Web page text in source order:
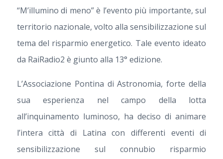
“M’illumino di meno” è l’evento più importante, sul
territorio nazionale, volto alla sensibilizzazione sul
tema del risparmio energetico. Tale evento ideato
da RaiRadio2 è giunto alla 13° edizione.
L’Associazione Pontina di Astronomia, forte della
sua esperienza nel campo della lotta
all’inquinamento luminoso, ha deciso di animare
l’intera città di Latina con differenti eventi di
sensibilizzazione sul connubio risparmio